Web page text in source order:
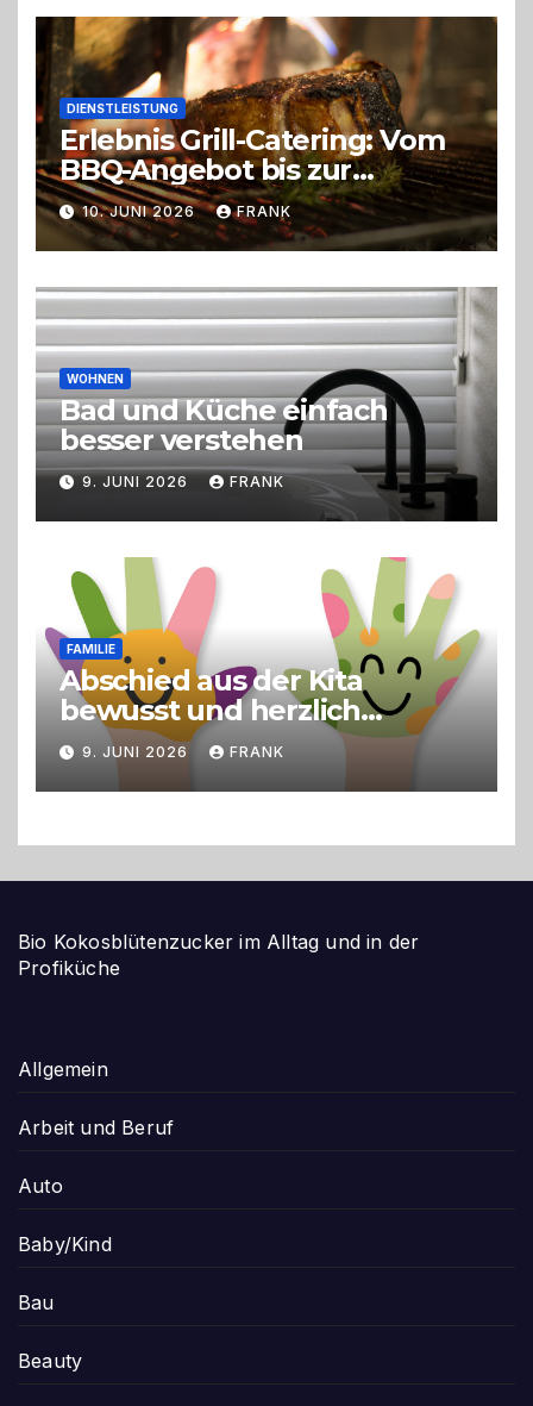
DIENSTLEISTUNG
Erlebnis Grill-Catering: Vom
BBQ-Angebot bis zur
perfekten Eventorganisation
Trend zu Outdoor-Events,
Erlebnisgastronomie und
Live-Cooking
10. JUNI 2026 FRANK
WOHNEN
Bad und Küche einfach
besser verstehen
9. JUNI 2026 FRANK
FAMILIE
Abschied aus der Kita
bewusst und herzlich
gestalten
9. JUNI 2026 FRANK
Bio Kokosblütenzucker im Alltag und in der
Profiküche
Allgemein
Arbeit und Beruf
Auto
Baby/Kind
Bau
Beauty